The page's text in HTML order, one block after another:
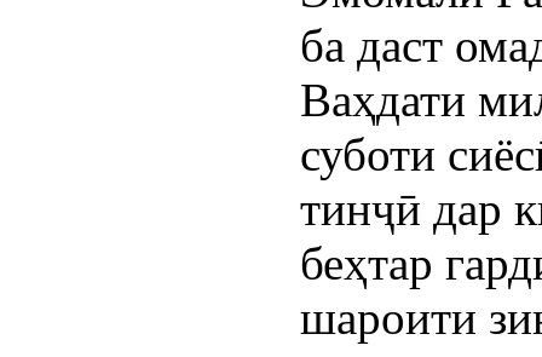
ба даст
Ваҳдати
суботи
тинҷӣ дар
беҳтар
шароити